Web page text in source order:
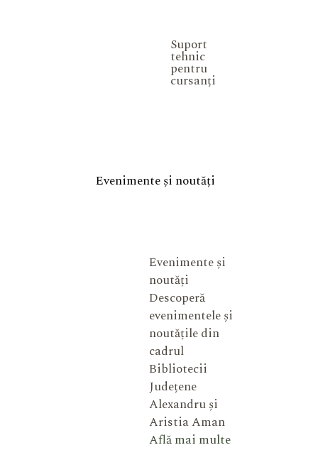
Suport
tehnic
pentru
cursanți
Evenimente și noutăți
Evenimente și
noutăți
Descoperă
evenimentele și
noutățile din
cadrul
Bibliotecii
Județene
Alexandru și
Aristia Aman
Află mai multe